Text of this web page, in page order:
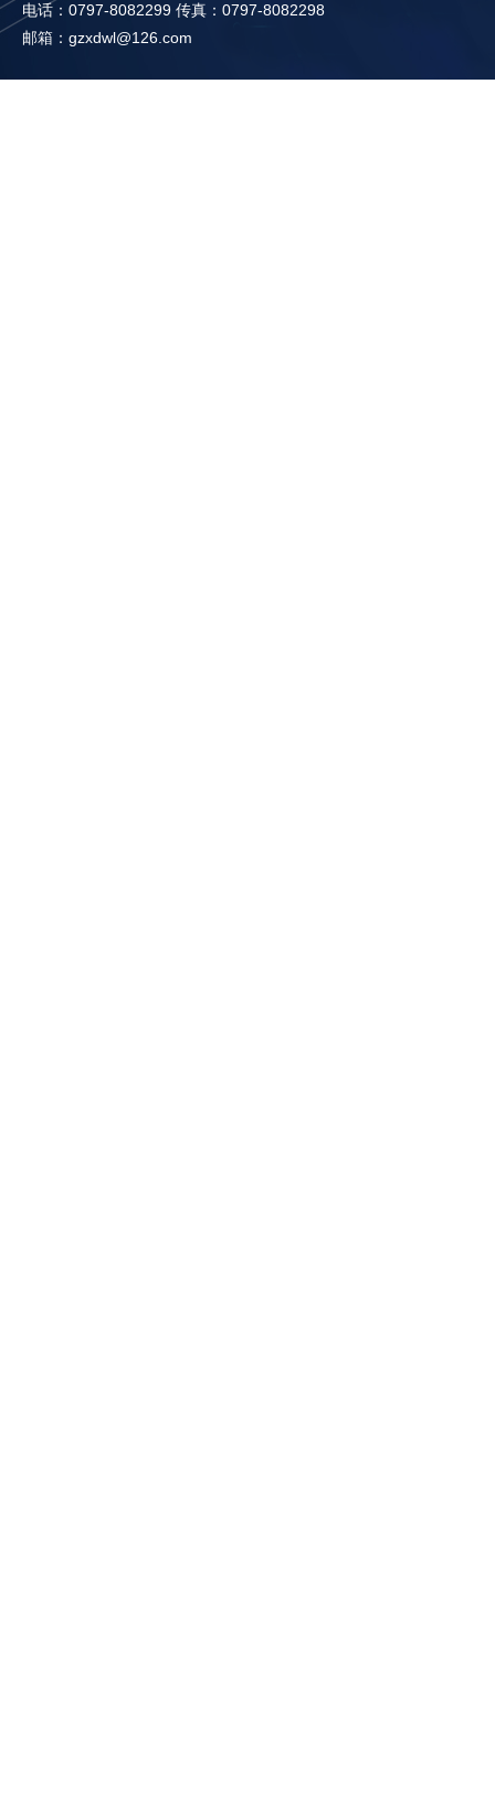
电话：0797-8082299 传真：0797-8082298
邮箱：gzxdwl@126.com